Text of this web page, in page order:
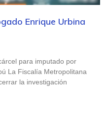
Enrique Urbina
para imputado por
La Fiscalía Metropolitana
la investigación